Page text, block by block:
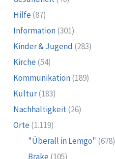
Hilfe (87)
Information(301)
Kinder & Jugend (283)
Kirche (54)
Kommunikation(189)
Kultur(183)
Nachhaltigkeit(26)
Orte (1.119)
"Überall in Lemgo" (678)
Brake (105)